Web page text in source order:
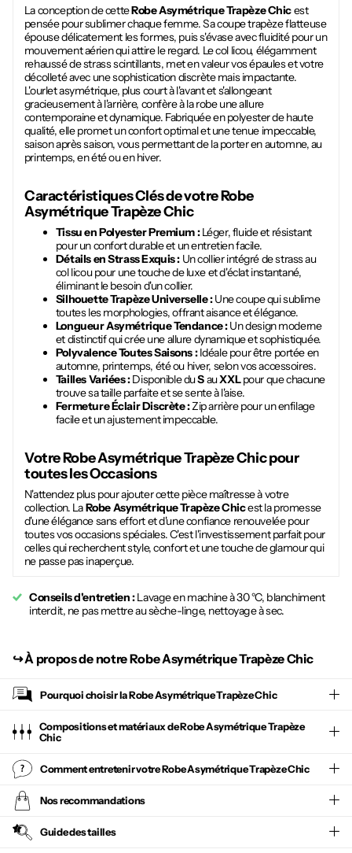
La conception de cetteRobe Asymétrique Trapèze Chicest
pensée pour sublimer chaque femme. Sa coupe trapèze flatteuse
épouse délicatement les formes, puis s'évase avec fluidité pour un
mouvement aérien qui attire le regard. Le col licou, élégamment
rehaussé de strass scintillants, met en valeur vos épaules et votre
décolleté avec une sophistication discrète mais impactante.
L'ourlet asymétrique, plus court à l'avant et s'allongeant
gracieusement à l'arrière, confère à la robe une allure
contemporaine et dynamique. Fabriquée en polyester de haute
qualité, elle promet un confort optimal et une tenue impeccable,
saison après saison, vous permettant de la porter en automne, au
printemps, en été ou en hiver.
Caractéristiques Clés de votreRobe
Asymétrique Trapèze Chic
Tissu en Polyester Premium :Léger, fluide et résistant
pour un confort durable et un entretien facile.
Détails en Strass Exquis : Un collier intégré de strass au
col licou pour une touche de luxe et d'éclat instantané,
éliminant le besoin d'un collier.
Silhouette Trapèze Universelle :Une coupe qui sublime
toutes les morphologies, offrant aisance et élégance.
Longueur Asymétrique Tendance :Un design moderne
et distinctif qui crée une allure dynamique et sophistiquée.
Polyvalence Toutes Saisons :Idéale pour être portée en
automne, printemps, été ou hiver, selon vos accessoires.
Tailles Variées :Disponible duSauXXLpour que chacune
trouve sa taille parfaite et se sente à l'aise.
Fermeture Éclair Discrète :Zip arrière pour un enfilage
facile et un ajustement impeccable.
VotreRobe Asymétrique Trapèze Chicpour
toutes les Occasions
N'attendez plus pour ajouter cette pièce maîtresse à votre
collection. LaRobe Asymétrique Trapèze Chicest la promesse
d'une élégance sans effort et d'une confiance renouvelée pour
toutes vos occasions spéciales. C'est l'investissement parfait pour
celles qui recherchent style, confort et une touche de glamour qui
ne passe pas inaperçue.
Conseils d'entretien :Lavage en machine à 30 °C, blanchiment
interdit, ne pas mettre au sèche-linge, nettoyage à sec.
↪︎À propos de notre Robe Asymétrique Trapèze Chic
Pourquoi choisir laRobe Asymétrique Trapèze Chic
Compositions et matériaux de Robe Asymétrique Trapèze
Chic
Comment entretenir votreRobe Asymétrique Trapèze Chic
Nos recommandations
Guide des tailles